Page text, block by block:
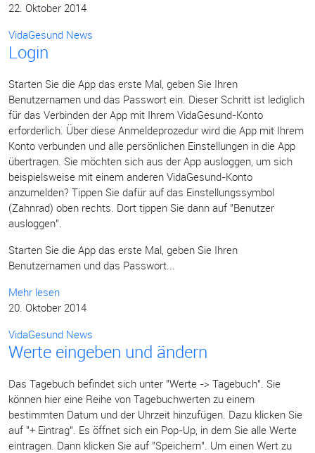
22. Oktober 2014
VidaGesund News
Login
Starten Sie die App das erste Mal, geben Sie Ihren
Benutzernamen und das Passwort ein. Dieser Schritt ist lediglich
für das Verbinden der App mit Ihrem VidaGesund-Konto
erforderlich. Über diese Anmeldeprozedur wird die App mit Ihrem
Konto verbunden und alle persönlichen Einstellungen in die App
übertragen. Sie möchten sich aus der App ausloggen, um sich
beispielsweise mit einem anderen VidaGesund-Konto
anzumelden? Tippen Sie dafür auf das Einstellungssymbol
(Zahnrad) oben rechts. Dort tippen Sie dann auf "Benutzer
ausloggen".
Starten Sie die App das erste Mal, geben Sie Ihren
Benutzernamen und das Passwort...
Mehr lesen
20. Oktober 2014
VidaGesund News
Werte eingeben und ändern
Das Tagebuch befindet sich unter "Werte -> Tagebuch". Sie
können hier eine Reihe von Tagebuchwerten zu einem
bestimmten Datum und der Uhrzeit hinzufügen. Dazu klicken Sie
auf "+ Eintrag". Es öffnet sich ein Pop-Up, in dem Sie alle Werte
eintragen. Dann klicken Sie auf "Speichern". Um einen Wert zu